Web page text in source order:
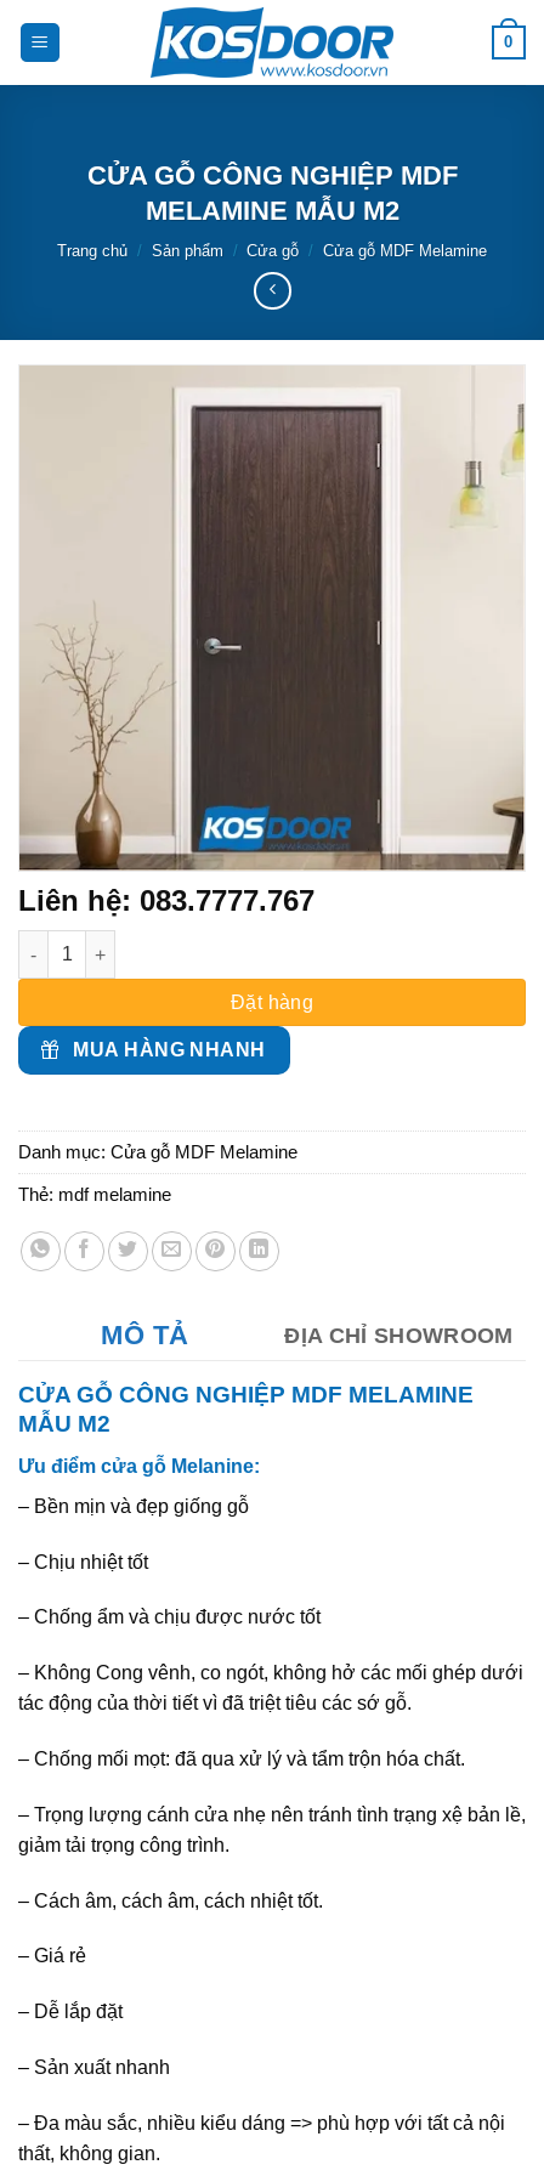
0
CỬA GỖ CÔNG NGHIỆP MDF
MELAMINE MẪU M2
Trang chủ / Sản phẩm / Cửa gỗ / Cửa gỗ MDF Melamine
Liên hệ: 083.7777.767
CỬA GỖ CÔNG NGHIỆP MDF MELAMINE MẪU M2 số lượng
Đặt hàng
MUA HÀNG NHANH
Danh mục: Cửa gỗ MDF Melamine
Thẻ: mdf melamine
MÔ TẢ ĐỊA CHỈ SHOWROOM
CỬA GỖ CÔNG NGHIỆP MDF MELAMINE
MẪU M2
Ưu điểm cửa gỗ Melanine:
– Bền mịn và đẹp giống gỗ
– Chịu nhiệt tốt
– Chống ẩm và chịu được nước tốt
– Không Cong vênh, co ngót, không hở các mối ghép dưới
tác động của thời tiết vì đã triệt tiêu các sớ gỗ.
– Chống mối mọt: đã qua xử lý và tẩm trộn hóa chất.
– Trọng lượng cánh cửa nhẹ nên tránh tình trạng xệ bản lề,
giảm tải trọng công trình.
– Cách âm, cách âm, cách nhiệt tốt.
– Giá rẻ
– Dễ lắp đặt
– Sản xuất nhanh
– Đa màu sắc, nhiều kiểu dáng => phù hợp với tất cả nội
thất, không gian.